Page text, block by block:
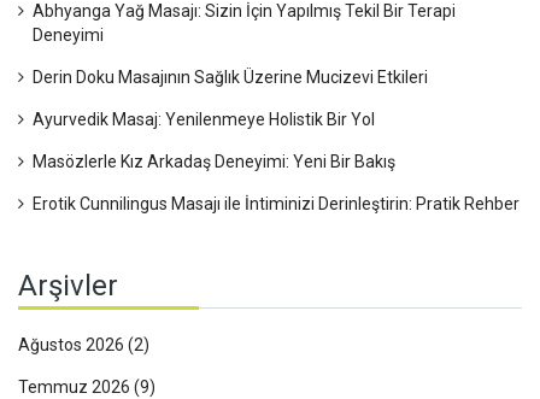
Abhyanga Yağ Masajı: Sizin İçin Yapılmış Tekil Bir Terapi
Deneyimi
Derin Doku Masajının Sağlık Üzerine Mucizevi Etkileri
Ayurvedik Masaj: Yenilenmeye Holistik Bir Yol
Masözlerle Kız Arkadaş Deneyimi: Yeni Bir Bakış
Erotik Cunnilingus Masajı ile İntiminizi Derinleştirin: Pratik Rehber
Arşivler
Ağustos 2026 (2)
Temmuz 2026 (9)